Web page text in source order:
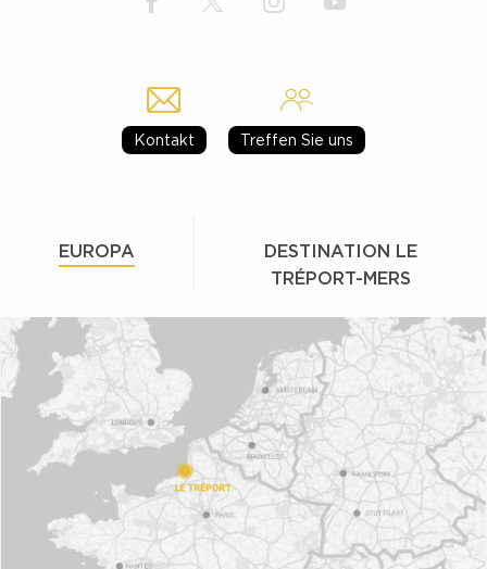
Kontakt Treffen Sie uns
EUROPA
DESTINATION LE
TRÉPORT-MERS